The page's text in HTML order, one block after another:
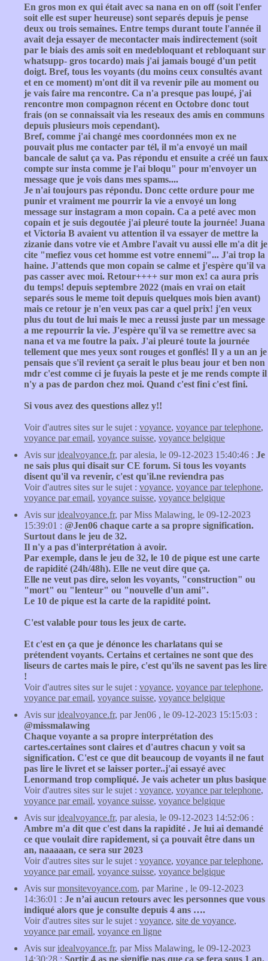
En gros mon ex qui était avec sa nana en on off (soit l'enfer
soit elle est super heureuse) sont separés depuis je pense
deux ou trois semaines. Entre temps durant toute l'année il
avait deja essayer de mecontacter mais indirectement (soit
par le biais des amis soit en medebloquant et rebloquant sur
whatsupp- gros tocardo) mais j'ai jamais bougé d'un petit
doigt. Bref, tous les voyants (du moins ceux consultés avant
et en ce moment) m'ont dit il va revenir pile au moment ou
je vais faire ma rencontre. Ca n'a presque pas loupé, j'ai
rencontre mon compagnon récent en Octobre donc tout
frais (on se connaissait via les reseaux des amis en communs
depuis plusieurs mois cependant).
Bref, comme j'ai changé mes coordonnées mon ex ne
pouvait plus me contacter par tél, il m'a envoyé un mail
bancale de salut ça va. Pas répondu et ensuite a créé un faux
compte sur insta comme je l'ai bloqu" pour m'envoyer un
message que je vois dans mes spams....
Je n'ai toujours pas répondu. Donc cette ordure pour me
punir et vraiment me pourrir la vie a envoyé un long
message sur instagram a mon copain. Ca a peté avec mon
copain et je suis degoutée j'ai pleuré toute la journée! Juana
et Victoria B avaient vu attention il va essayer de mettre la
zizanie dans votre vie et Ambre l'avait vu aussi elle m'a dit je
cite "mefiez vous cet homme est votre ennemi"... J'ai trop la
haine. J'attends que mon copain se calme et j'espère qu'il va
pas casser avec moi. Retour++++ sur mon ex! ca aura pris
du temps! depuis septembre 2022 (mais en vrai on etait
separés sous le meme toit depuis quelques mois bien avant)
mais ce retour je n'en veux pas car a quel prix! j'en veux
plus du tout de lui mais le mec a reussi juste par un message
a me repourrir la vie. J'espère qu'il va se remettre avec sa
nana et va me foutre la paix. J'ai pleuré toute la journée
tellement que mes yeux sont rouges et gonflés! Il y a un an je
pensais que s'il revient ça serait le plus beau jour et ben non
mdr c'est comme ci je fuyais la peste et je me rends compte il
n'y a pas de pardon chez moi. Quand c'est fini c'est fini.
Si vous avez des questions allez y!!
Voir d'autres sites sur le sujet : voyance, voyance par telephone,
voyance par email, voyance suisse, voyance belgique
Avis suridealvoyance.fr, par alesia, le 09-12-2023 15:40:46 : Je
ne sais plus qui disait sur CE forum. Si tous les voyants
disent qu'il va revenir, c'est qu'il.ne reviendra pas
Voir d'autres sites sur le sujet : voyance, voyance par telephone,
voyance par email, voyance suisse, voyance belgique
Avis suridealvoyance.fr, par Miss Malawing, le 09-12-2023
15:39:01 : @Jen06 chaque carte a sa propre signification.
Surtout dans le jeu de 32.
Il n'y a pas d'interprétation à avoir.
Par exemple, dans le jeu de 32, le 10 de pique est une carte
de rapidité (24h/48h). Elle ne veut dire que ça.
Elle ne veut pas dire, selon les voyants, "construction" ou
"mort" ou "lenteur" ou "nouvelle d'un ami".
Le 10 de pique est la carte de la rapidité point.
C'est valable pour tous les jeux de carte.
Et c'est en ça que je dénonce les charlatans qui se
prétendent voyants. Certains et certaines ne sont que des
liseurs de cartes mais le pire, c'est qu'ils ne savent pas les lire
!
Voir d'autres sites sur le sujet : voyance, voyance par telephone,
voyance par email, voyance suisse, voyance belgique
Avis suridealvoyance.fr, par Jen06 , le 09-12-2023 15:15:03 :
@missmalawing
Chaque voyante a sa propre interprétation des
cartes.certaines sont claires et d'autres chacun y voit sa
signification. C'est ce que dit beaucoup de voyants il ne faut
pas lire le livret et se laisser porter..j'ai essayé avec
Lenormand trop compliqué. Je vais acheter un plus basique
Voir d'autres sites sur le sujet : voyance, voyance par telephone,
voyance par email, voyance suisse, voyance belgique
Avis suridealvoyance.fr, par alesia, le 09-12-2023 14:52:06 :
Ambre m'a dit que c'est dans la rapidité . Je lui ai demandé
ce que voulait dire rapidement, si ça pouvait être dans un
an, naaaaan, ce sera sur 2023
Voir d'autres sites sur le sujet : voyance, voyance par telephone,
voyance par email, voyance suisse, voyance belgique
Avis surmonsitevoyance.com, par Marine , le 09-12-2023
14:36:01 : Je n’ai aucun retours avec les personnes que vous
indiqué alors que je consulte depuis 4 ans ….
Voir d'autres sites sur le sujet : voyance, site de voyance,
voyance par email, voyance en ligne
Avis suridealvoyance.fr, par Miss Malawing, le 09-12-2023
14:30:28 : Sortir 4 as ne signifie pas que ça se fera sous 1 an.